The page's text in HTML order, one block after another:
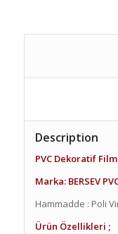
Description
PVC Dekoratif
Marka: BERSEV
Hammadde : Poli
Ürün Özellikleri ;